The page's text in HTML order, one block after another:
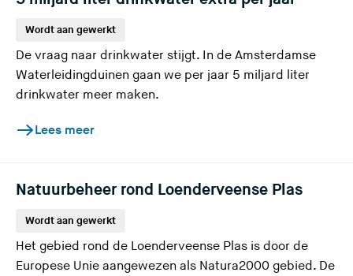
Wordt aan gewerkt
De vraag naar drinkwater stijgt. In de Amsterdamse
Waterleidingduinen gaan we per jaar 5 miljard liter
drinkwater meer maken.
Lees meer
Natuurbeheer rond Loenderveense Plas
Wordt aan gewerkt
Het gebied rond de Loenderveense Plas is door de
Europese Unie aangewezen als Natura2000 gebied. De